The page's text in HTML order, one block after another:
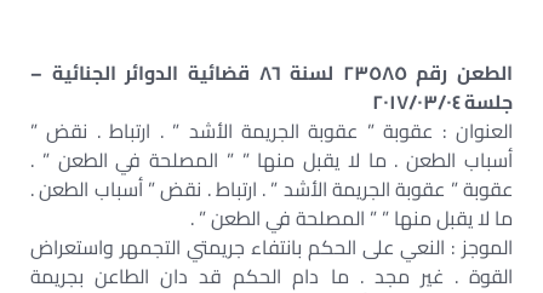
الطعن رقم ٢٣٥٨٥ لسنة ٨٦ قضائية الدوائر الجنائية –
جلسة ٢٠١٧/٠٣/٠٤
العنوان : عقوبة ” عقوبة الجريمة الأشد ” . ارتباط . نقض ”
أسباب الطعن . ما لا يقبل منها ” ” المصلحة في الطعن ” .
عقوبة ” عقوبة الجريمة الأشد ” . ارتباط . نقض ” أسباب الطعن .
ما لا يقبل منها ” ” المصلحة في الطعن ” .
الموجز : النعي على الحكم بانتفاء جريمتي التجمهر واستعراض
القوة . غير مجد . ما دام الحكم قد دان الطاعن بجريمة